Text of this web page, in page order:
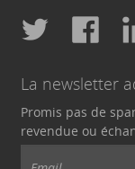
La newsletter
Promis pas de
revendue ou